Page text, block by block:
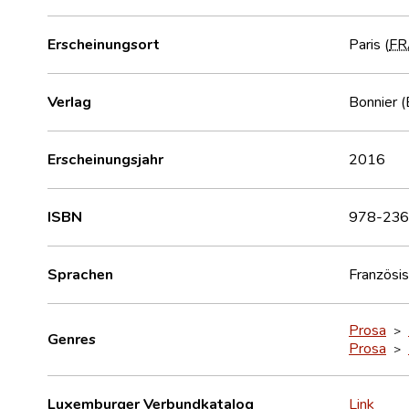
Erscheinungsort Paris (
Verlag Bonnier
Erscheinungsjahr 2016
ISBN 978-
Sprachen
Genres Prosa >
Prosa >
Luxemburger Verbundkatalog Link